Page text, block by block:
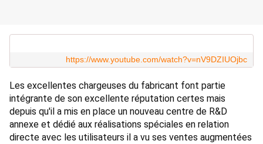
https://www.youtube.com/watch?v=nV9DZIUOjbc
Les excellentes chargeuses du fabricant font partie
intégrante de son excellente réputation certes mais
depuis qu'il a mis en place un nouveau centre de R&D
annexe et dédié aux réalisations spéciales en relation
directe avec les utilisateurs il a vu ses ventes augmentées